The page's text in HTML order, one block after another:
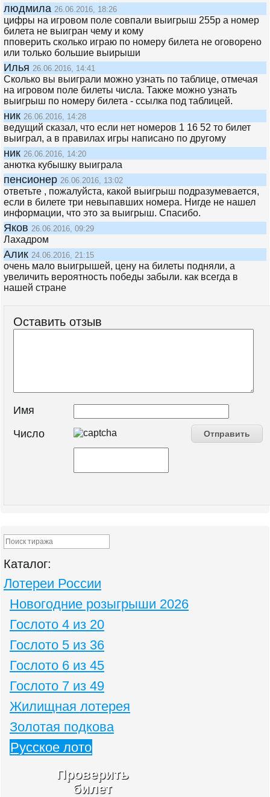
людмила 26.06.2016, 18:26
цифры на игровом поле совпали выигрыш 255р а номер
билета не выигран чему и кому
пповерить сколько играю по номеру билета не оговорено
или только большие выирыши
Илья 26.06.2016, 14:41
Сколько вы выиграли можно узнать по таблице, отмечая
на игровом поле билеты числа. Также можно узнать
выигрыш по номеру билета - ссылка под таблицей.
ник 26.06.2016, 14:28
ведущий сказал, что если нет номеров 1 16 52 то билет
выиграл, а в правилах игры написано по другому
ник 26.06.2016, 14:20
анютка кубышку выиграла
пенсионер 26.06.2016, 13:02
ответьте , пожалуйста, какой выигрыш подразумевается,
если в билете три невыпавших номера. Нигде не нашел
информации, что это за выигрыш. Спасибо.
Яков 26.06.2016, 09:29
Лахадром
Алик 24.06.2016, 21:15
очень мало выигрышей, цену на билеты подняли, а
увеличить вероятность победы забыли. как всегда в
нашей стране
Оставить отзыв
Имя
Число
Каталог:
Лотереи России
Новогодние розыгрыши 2026
Гослото 4 из 20
Гослото 5 из 36
Гослото 6 из 45
Гослото 7 из 49
Жилищная лотерея
Золотая подкова
Русское лото
Проверить
билет